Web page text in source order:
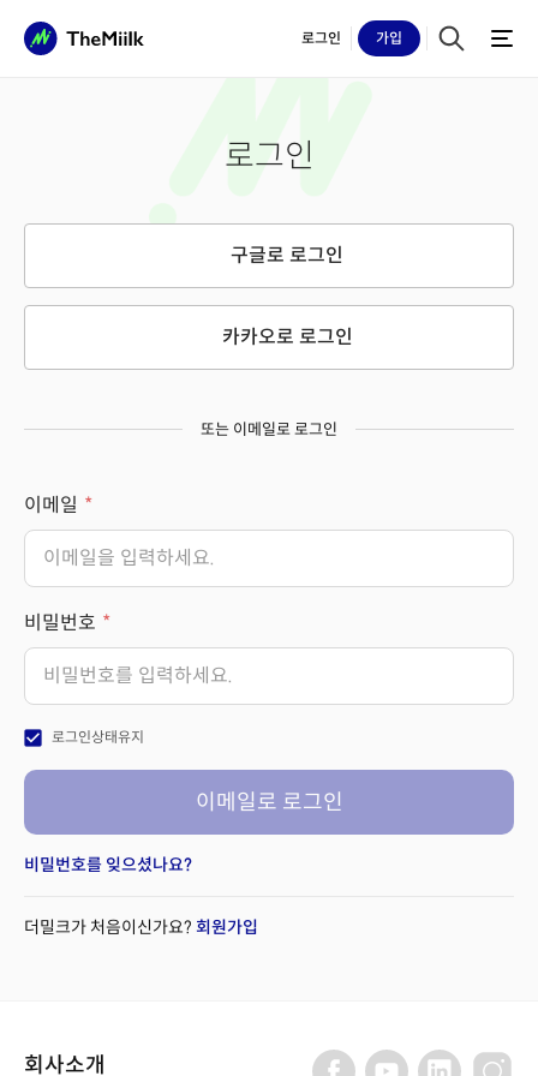
로그인 가입
로그인
구글로 로그인
카카오로 로그인
또는 이메일로 로그인
이메일
비밀번호
check_box 로그인상태유지
이메일로 로그인
비밀번호를 잊으셨나요?
더밀크가 처음이신가요? 회원가입
회사소개